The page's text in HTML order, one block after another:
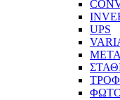
UPS